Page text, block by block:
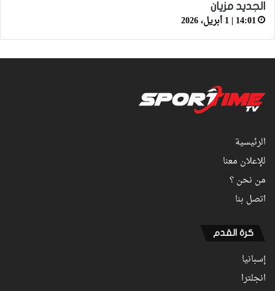
الجديد مزيان
14:01 | 1 أبريل، 2026
الرئيسية
للإعلان معنا
من نحن ؟
اتصل بنا
كرة القدم
إسبانيا
انجلترا